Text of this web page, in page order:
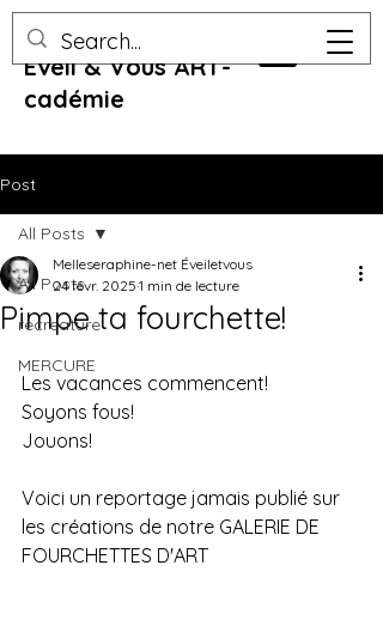
Eveil & Vous ART-
cadémie
Post
All Posts
recreature
MERCURE
All Posts
Pimpe ta fourchette!
Melleseraphine-net Éveiletvous
24 févr. 2025 1 min de lecture
Les vacances commencent!
Soyons fous!
Jouons!
Voici un reportage jamais publié sur
les créations de notre GALERIE DE
FOURCHETTES D'ART